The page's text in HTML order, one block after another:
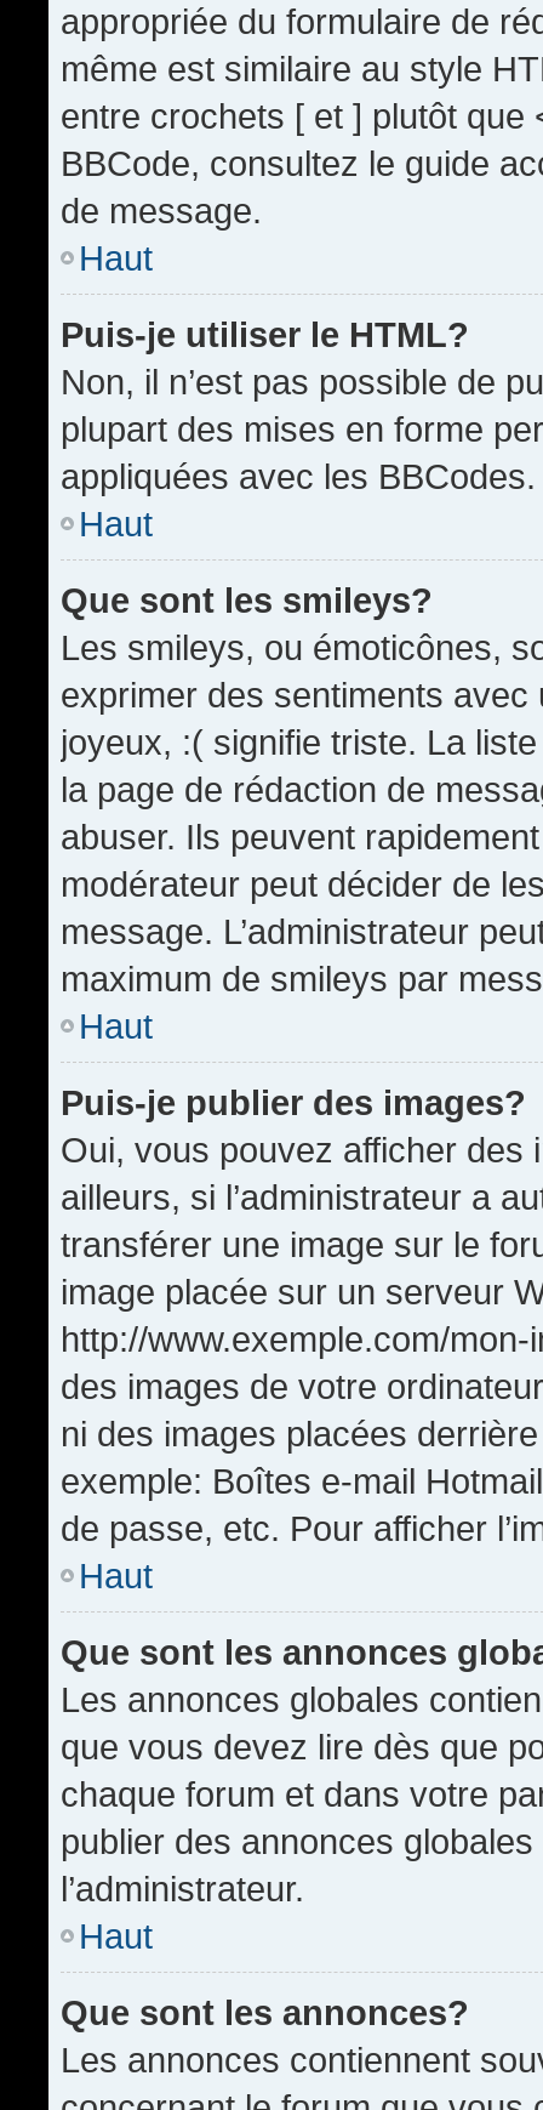
appropriée du formulaire de
même est similaire au style
entre crochets [ et ] plutôt que
BBCode, consultez le guide
de message.
Haut
Puis-je utiliser le HTML?
Non, il n’est pas possible de
plupart des mises en forme
appliquées avec les BBCodes.
Haut
Que sont les smileys?
Les smileys, ou émoticônes,
exprimer des sentiments
joyeux, :( signifie triste. La
la page de rédaction de
abuser. Ils peuvent
modérateur peut décider de
message. L’administrateur
maximum de smileys par
Haut
Puis-je publier des images?
Oui, vous pouvez afficher
ailleurs, si l’administrateur a
transférer une image sur le
image placée sur un serveur
http://www.exemple.com/
des images de votre
ni des images placées
exemple: Boîtes e-mail
de passe, etc. Pour afficher
Haut
Que sont les annonces
Les annonces globales
que vous devez lire dès que
chaque forum et dans votre
publier des annonces
l’administrateur.
Haut
Que sont les annonces?
Les annonces contiennent